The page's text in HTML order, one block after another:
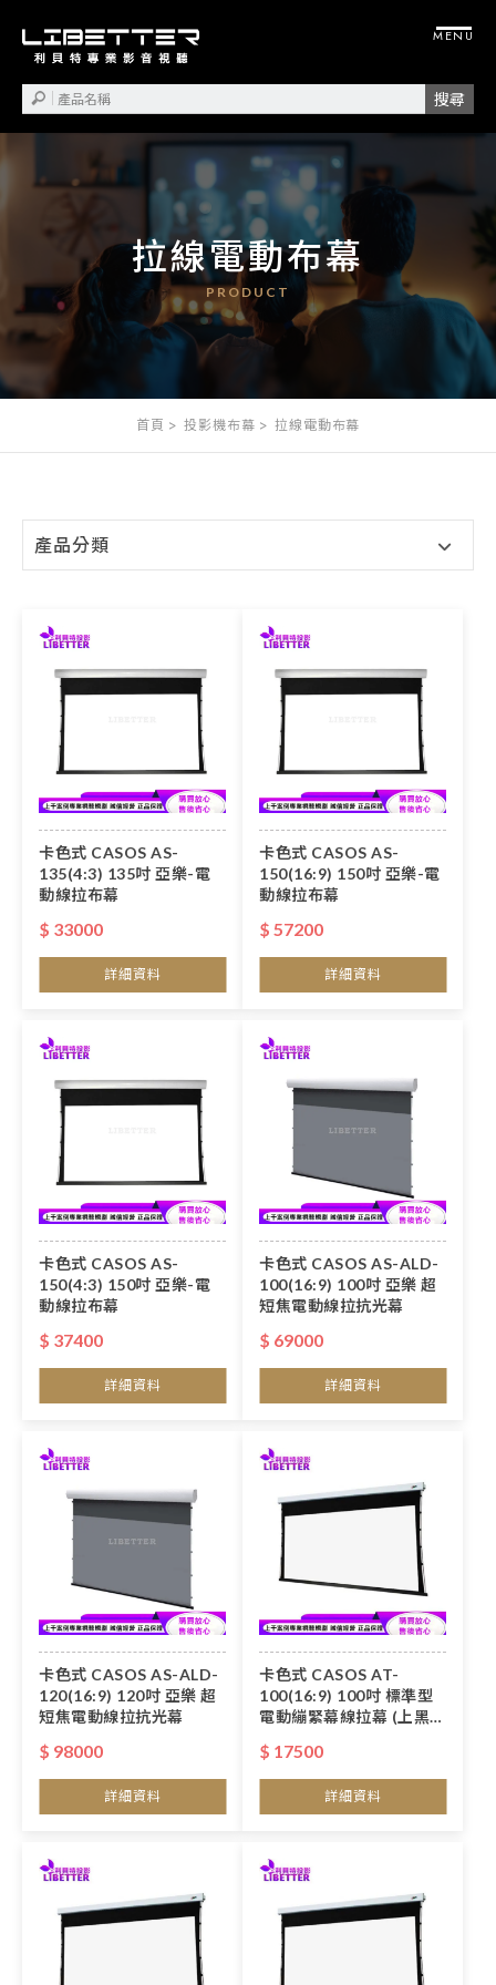
拉線電動布幕
首頁 投影機布幕 拉線電動布幕
產品分類
卡色式 CASOS AS-
135(4:3) 135吋 亞樂-電
動線拉布幕
$ 33000
詳細資料
卡色式 CASOS AS-
150(16:9) 150吋 亞樂-電
動線拉布幕
$ 57200
詳細資料
卡色式 CASOS AS-
150(4:3) 150吋 亞樂-電
動線拉布幕
$ 37400
詳細資料
卡色式 CASOS AS-ALD-
100(16:9) 100吋 亞樂 超
短焦電動線拉抗光幕
$ 69000
詳細資料
卡色式 CASOS AS-ALD-
120(16:9) 120吋 亞樂 超
短焦電動線拉抗光幕
$ 98000
詳細資料
卡色式 CASOS AT-
100(16:9) 100吋 標準型
電動繃緊幕線拉幕 (上黑
$ 17500
詳細資料